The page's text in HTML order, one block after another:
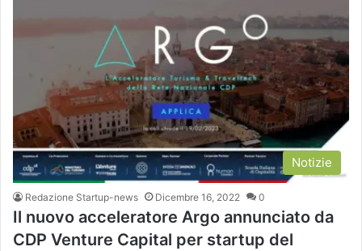
Notizie
Redazione Startup-news Dicembre 16, 2022 0
Il nuovo acceleratore Argo annunciato da
CDP Venture Capital per startup del